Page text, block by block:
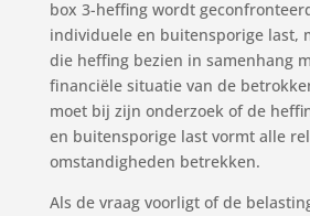
box 3-heffing wordt
individuele en buitensporige last,
die heffing bezien in samenhang
financiële situatie van de
moet bij zijn onderzoek of de
en buitensporige last vormt alle
omstandigheden betrekken.
Als de vraag voorligt of de